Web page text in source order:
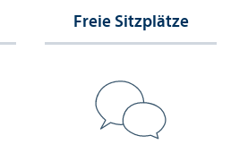
Freie Sitzplätze